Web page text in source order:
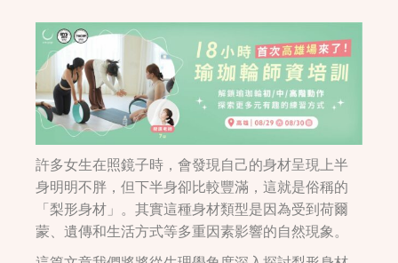
許多女生在照鏡子時，會發現自己的身材呈現上半
身明明不胖，但下半身卻比較豐滿，這就是俗稱的
「梨形身材」。其實這種身材類型是因為受到荷爾
蒙、遺傳和生活方式等多重因素影響的自然現象。